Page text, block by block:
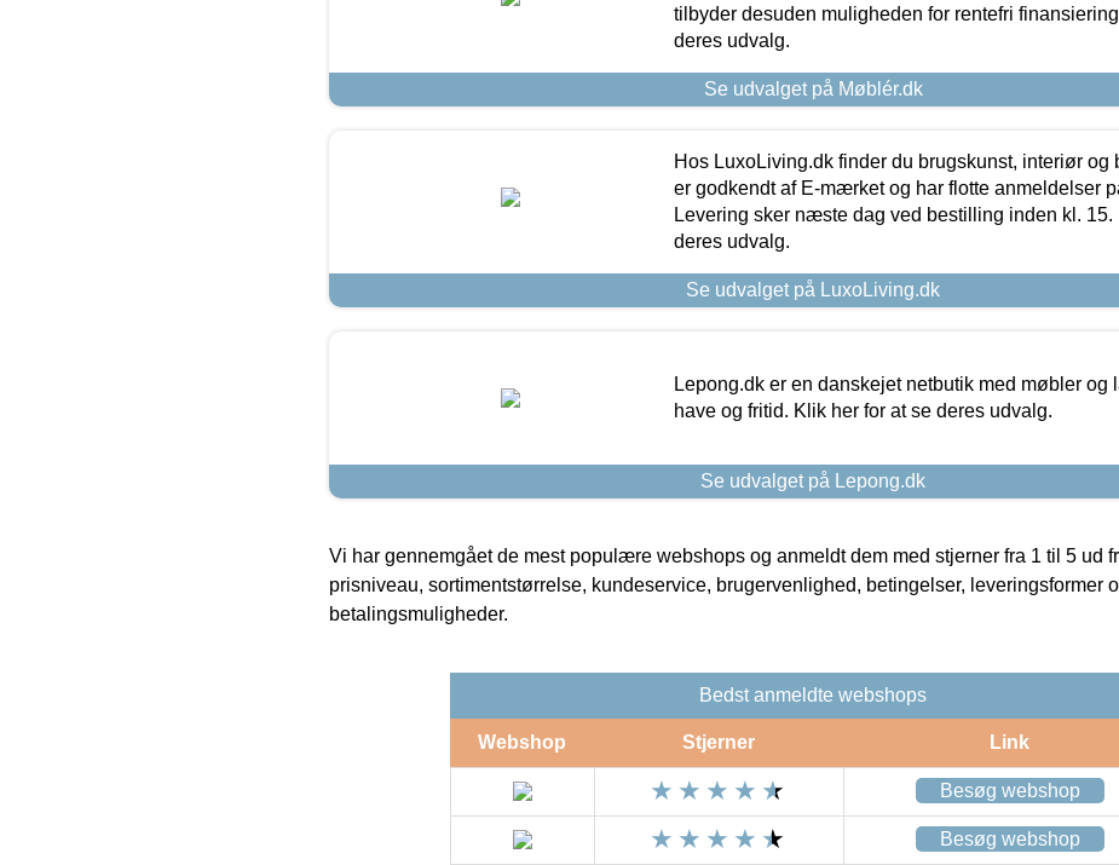
tilbyder desuden muligheden for rentefri
deres udvalg.
Se udvalget på Møblér.dk
Hos LuxoLiving.dk finder du brugskunst, interiør og
er godkendt af E-mærket og har flotte anmeldelser
Levering sker næste dag ved bestilling inden kl. 15.
deres udvalg.
Se udvalget på LuxoLiving.dk
Lepong.dk er en danskejet netbutik med møbler og
have og fritid. Klik her for at se deres udvalg.
Se udvalget på Lepong.dk
Vi har gennemgået de mest populære webshops og anmeldt dem med stjerner fra 1 til 5 ud
prisniveau, sortimentstørrelse, kundeservice, brugervenlighed, betingelser, leveringsformer
betalingsmuligheder.
Bedst anmeldte webshops
Webshop Stjerner Link
Besøg webshop
Besøg webshop